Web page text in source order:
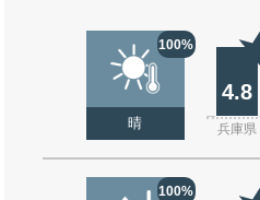
100%
晴
4.8
兵庫県
100%